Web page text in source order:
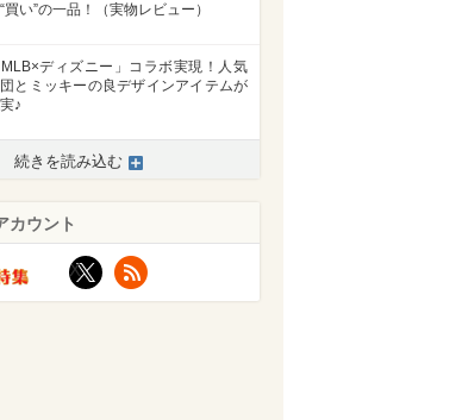
買い”の一品！（実物レビュー）
MLB×ディズニー」コラボ実現！人気
とミッキーの良デザインアイテムが
♪
続きを読み込む
カウント
X